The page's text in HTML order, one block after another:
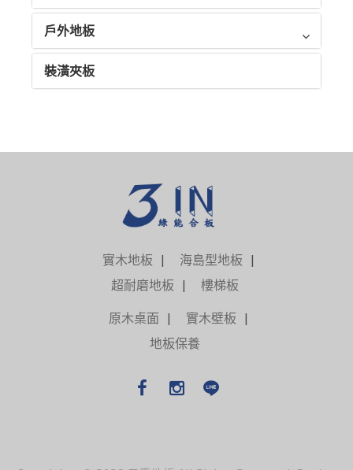
戶外地板
裝潢夾板
實木地板
海島型地板
超耐磨地板
樓梯板
原木桌面
實木壁板
地板保養